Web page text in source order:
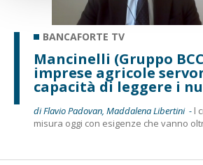
BANCAFORTE TV
Mancinelli (Gruppo
imprese agricole
capacità di leggere i
di Flavio Padovan, Maddalena Libertini - l
misura oggi con esigenze che vanno